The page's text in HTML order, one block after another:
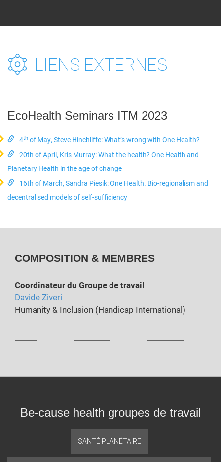
LIENS EXTERNES
EcoHealth Seminars ITM 2023
4th of May, Steve Hinchliffe: What’s wrong with One Health?
20th of April, Kris Murray: What the health? One Health and
Planetary Health in the age of change
16th of March, Sandra Piesik: One Health. Bio-regionalism and
decentralised models of self-sufficiency
COMPOSITION & MEMBRES
Coordinateur du Groupe de travail
Davide Ziveri
Humanity & Inclusion (Handicap International)
Be-cause health groupes de travail
SANTÉ PLANÉTAIRE